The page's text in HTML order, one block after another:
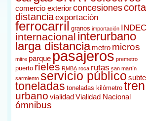
comercio exteriorconcesionescorta
distanciaexportación
ferrocarril granos importación INDEC
internacional interurbano
larga distancia metro micros
mitre parquepasajeros premetro
puerto rieles RMBA roca rutas san martín
sarmiento servicio público subte
toneladas toneladas kilómetro tren
urbano vialidad Vialidad Nacional
ómnibus